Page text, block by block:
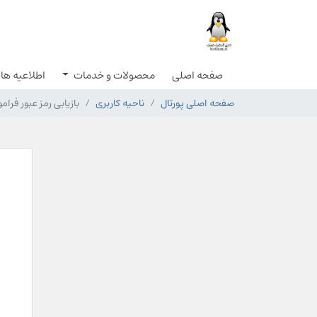
صفحه اصلی محصولات و خدمات اطلاعیه ها
صفحه اصلی پورتال ناحیه کاربری بازیابی رمز عبور